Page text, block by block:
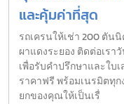
และคุ้มค่าที่สุด
รถเครนให้เช่า 200 ตัน
ผาแดงระยอง ติดต่อเรา
เพื่อรับคำปรึกษาและใบ
ราคาฟรี พร้อมเนรมิตทุก
ยกของคุณให้เป็นเรื่